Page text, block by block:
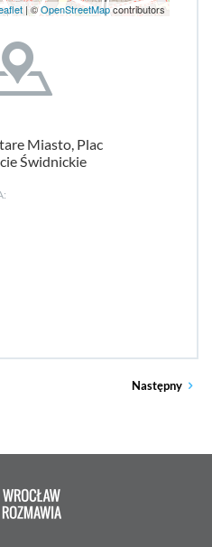
| ©OpenStreetMapcontributors
Miasto, Plac
Świdnickie
Następny